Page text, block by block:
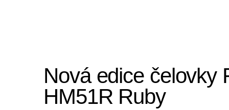
Nová edice čelovky
HM51R Ruby